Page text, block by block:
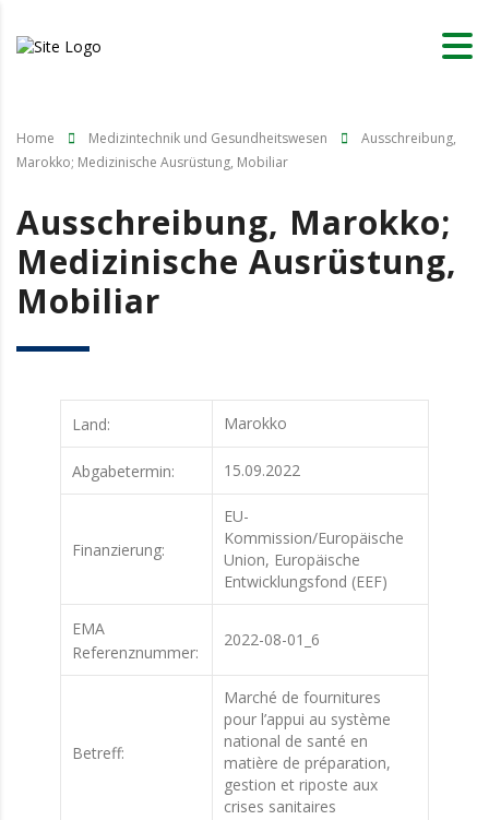
Home Medizintechnik und Gesundheitswesen
Ausschreibung,
Marokko; Medizinische Ausrüstung, Mobiliar
Ausschreibung, Marokko;
Medizinische Ausrüstung,
Mobiliar
Land: Marokko
Abgabetermin: 15.09.2022
Finanzierung:
EU-
Kommission/Europäische
Union, Europäische
Entwicklungsfond (EEF)
EMA
Referenznummer:
2022-08-01_6
Betreff:
Marché de fournitures
pour l’appui au système
national de santé en
matière de préparation,
gestion et riposte aux
crises sanitaires